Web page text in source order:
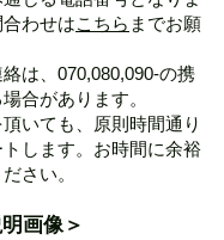
わせはこちら までお願
は、070,080,090-の携
合があります。
いても、原則時間通り
します。お時間に余裕
さい。
画像＞